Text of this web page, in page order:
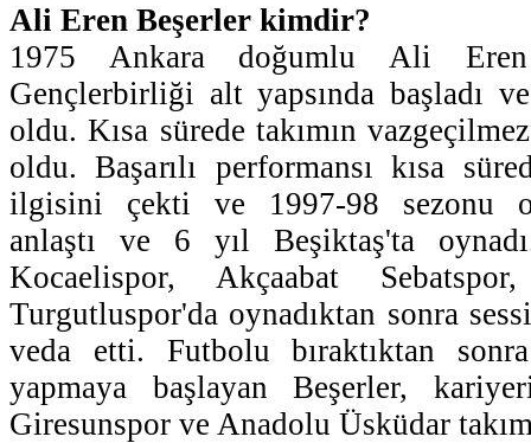
Ali Eren Beşerler kimdir?
1975 Ankara doğumlu Ali
Gençlerbirliği alt yapsında başladı
oldu. Kısa sürede takımın
oldu. Başarılı performansı kısa
ilgisini çekti ve 1997-98 sezonu
anlaştı ve 6 yıl Beşiktaş'ta
Kocaelispor, Akçaabat
Turgutluspor'da oynadıktan sonra
veda etti. Futbolu bıraktıktan
yapmaya başlayan Beşerler,
Giresunspor ve Anadolu Üsküdar